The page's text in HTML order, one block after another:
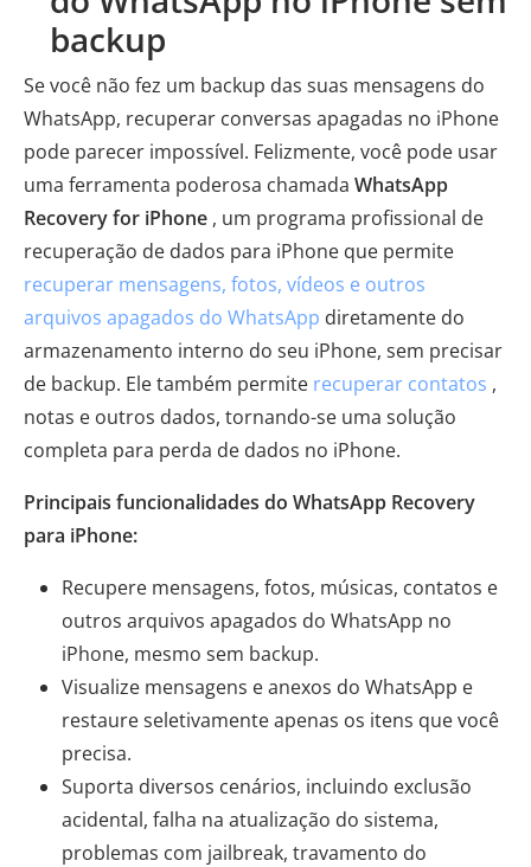
backup
Se você não fez um backup das suas mensagens do
WhatsApp, recuperar conversas apagadas no iPhone
pode parecer impossível. Felizmente, você pode usar
uma ferramenta poderosa chamada WhatsApp
Recovery for iPhone , um programa profissional de
recuperação de dados para iPhone que permite
recuperar mensagens, fotos, vídeos e outros
arquivos apagados do WhatsApp diretamente do
armazenamento interno do seu iPhone, sem precisar
de backup. Ele também permite recuperar contatos ,
notas e outros dados, tornando-se uma solução
completa para perda de dados no iPhone.
Principais funcionalidades do WhatsApp Recovery
para iPhone:
Recupere mensagens, fotos, músicas, contatos e
outros arquivos apagados do WhatsApp no ​​
iPhone, mesmo sem backup.
Visualize mensagens e anexos do WhatsApp e
restaure seletivamente apenas os itens que você
precisa.
Suporta diversos cenários, incluindo exclusão
acidental, falha na atualização do sistema,
problemas com jailbreak, travamento do